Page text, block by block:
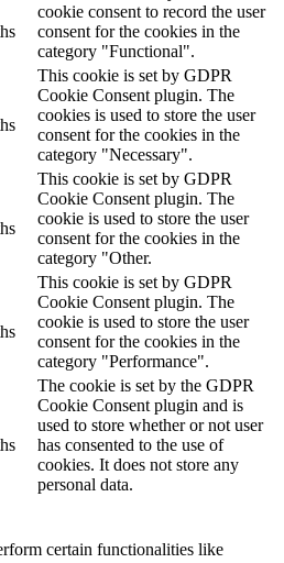
cookie consent to record the user
consent for the cookies in the
category "Functional".
This cookie is set by GDPR
Cookie Consent plugin. The
cookies is used to store the user
consent for the cookies in the
category "Necessary".
This cookie is set by GDPR
Cookie Consent plugin. The
cookie is used to store the user
consent for the cookies in the
category "Other.
This cookie is set by GDPR
Cookie Consent plugin. The
cookie is used to store the user
consent for the cookies in the
category "Performance".
The cookie is set by the GDPR
Cookie Consent plugin and is
used to store whether or not user
has consented to the use of
cookies. It does not store any
personal data.
certain functionalities like